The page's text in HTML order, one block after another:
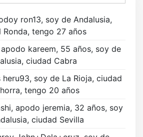
ron13, soy de Andalusia,
Ronda, tengo 27 años
kareem, 55 años, soy de
ciudad Cabra
heru93, soy de La Rioja, ciudad
tengo 20 años
apodo jeremia, 32 años, soy
ciudad Sevilla